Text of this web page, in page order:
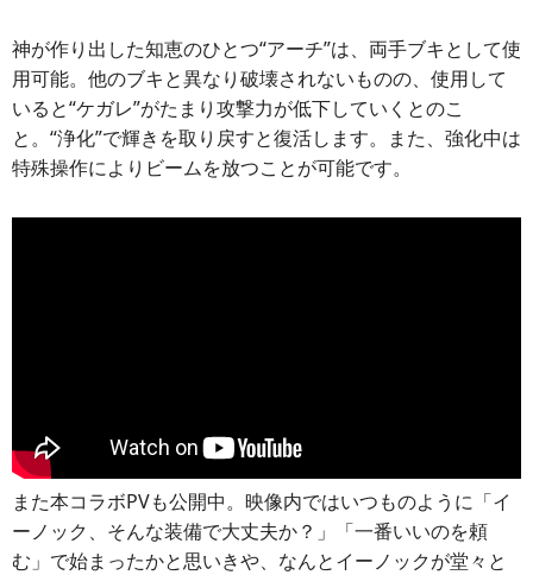
神が作り出した知恵のひとつ“アーチ”は、両手ブキとして使
用可能。他のブキと異なり破壊されないものの、使用して
いると“ケガレ”がたまり攻撃力が低下していくとのこ
と。“浄化”で輝きを取り戻すと復活します。また、強化中は
特殊操作によりビームを放つことが可能です。
また本コラボPVも公開中。映像内ではいつものように「イ
ーノック、そんな装備で大丈夫か？」「一番いいのを頼
む」で始まったかと思いきや、なんとイーノックが堂々と